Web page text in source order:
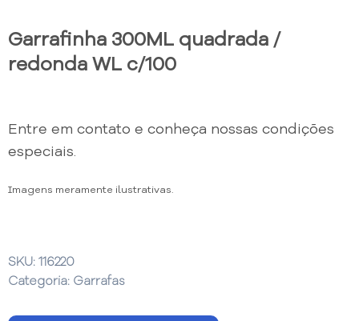
Garrafinha 300ML quadrada /
redonda WL c/100
Entre em contato e conheça nossas condições
especiais.
Imagens meramente ilustrativas.
SKU: 116220
Categoria: Garrafas